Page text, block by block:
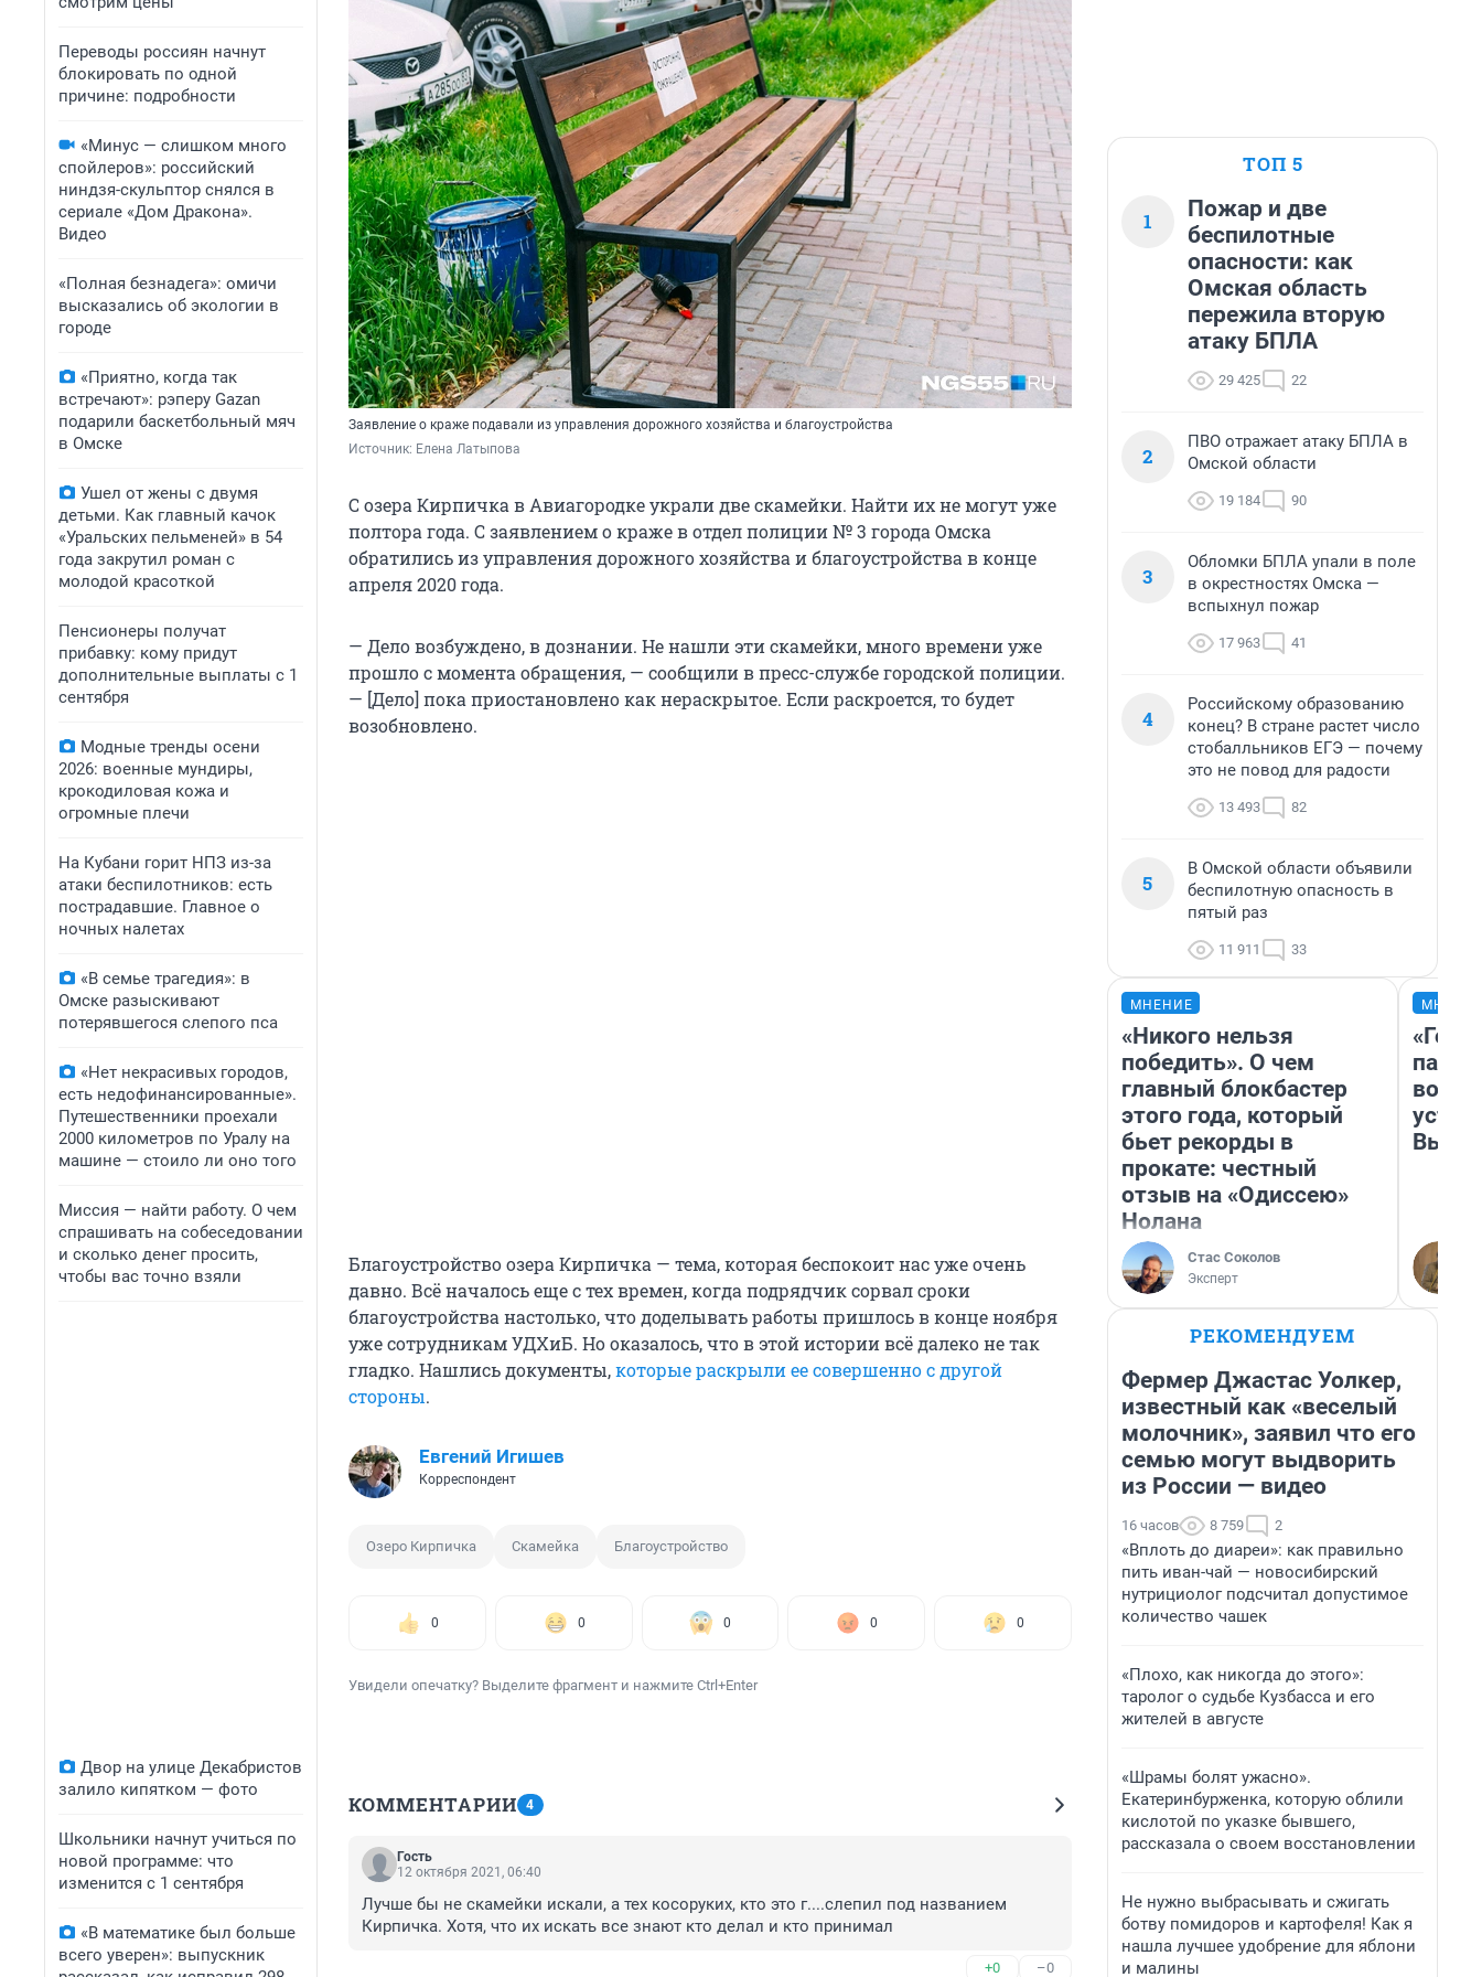
Переводы россиян начнут
блокировать по одной
причине: подробности
«Минус — слишком много
спойлеров»: российский
ниндзя-скульптор снялся в
сериале «Дом Дракона».
Видео
«Полная безнадега»: омичи
высказались об экологии в
городе
«Приятно, когда так
встречают»: рэперу Gazan
подарили баскетбольный мяч
в Омске
Ушел от жены с двумя
детьми. Как главный качок
«Уральских пельменей» в 54
года закрутил роман с
молодой красоткой
Пенсионеры получат
прибавку: кому придут
дополнительные выплаты с 1
сентября
Модные тренды осени
2026: военные мундиры,
крокодиловая кожа и
огромные плечи
На Кубани горит НПЗ из-за
атаки беспилотников: есть
пострадавшие. Главное о
ночных налетах
«В семье трагедия»: в
Омске разыскивают
потерявшегося слепого пса
«Нет некрасивых городов,
есть недофинансированные».
Путешественники проехали
2000 километров по Уралу на
машине — стоило ли оно того
Миссия — найти работу. О чем
спрашивать на собеседовании
и сколько денег просить,
чтобы вас точно взяли
Двор на улице Декабристов
залило кипятком — фото
Школьники начнут учиться по
новой программе: что
изменится с 1 сентября
«В математике был больше
всего уверен»: выпускник
Заявление о краже подавали из управления дорожного хозяйства и благоустройства
Источник: Елена Латыпова
С озера Кирпичка в Авиагородке украли две скамейки. Найти их не могут уже
полтора года. С заявлением о краже в отдел полиции № 3 города Омска
обратились из управления дорожного хозяйства и благоустройства в конце
апреля 2020 года.
— Дело возбуждено, в дознании. Не нашли эти скамейки, много времени уже
прошло с момента обращения, — сообщили в пресс-службе городской полиции.
— [Дело] пока приостановлено как нераскрытое. Если раскроется, то будет
возобновлено.
Благоустройство озера Кирпичка — тема, которая беспокоит нас уже очень
давно. Всё началось еще с тех времен, когда подрядчик сорвал сроки
благоустройства настолько, что доделывать работы пришлось в конце ноября
уже сотрудникам УДХиБ. Но оказалось, что в этой истории всё далеко не так
гладко. Нашлись документы,которые раскрыли ее совершенно с другой
стороны.
Евгений Игишев
Корреспондент
Озеро Кирпичка Скамейка Благоустройство
0 0 0 0 0
Увидели опечатку? Выделите фрагмент и нажмите Ctrl+Enter
КОММЕНТАРИИ 4
Гость
12 октября 2021, 06:40
Лучше бы не скамейки искали, а тех косоруких, кто это г....слепил под названием
Кирпичка. Хотя, что их искать все знают кто делал и кто принимал
+0 –0
ТОП 5
1
Пожар и две
беспилотные
опасности: как
Омская область
пережила вторую
атаку БПЛА
29 425 22
2
ПВО отражает атаку БПЛА в
Омской области
19 184 90
3
Обломки БПЛА упали в поле
в окрестностях Омска —
вспыхнул пожар
17 963 41
4
Российскому образованию
конец? В стране растет число
стобалльников ЕГЭ — почему
это не повод для радости
13 493 82
5
В Омской области объявили
беспилотную опасность в
пятый раз
11 911 33
МНЕНИЕ
«Никого нельзя
победить». О чем
главный блокбастер
этого года, который
бьет рекорды в
прокате: честный
отзыв на «Одиссею»
Нолана
Стас Соколов
Эксперт
РЕКОМЕНДУЕМ
Фермер Джастас Уолкер,
известный как «веселый
молочник», заявил что его
семью могут выдворить
из России — видео
16 часов 8 759 2
«Вплоть до диареи»: как правильно
пить иван-чай — новосибирский
нутрициолог подсчитал допустимое
количество чашек
«Плохо, как никогда до этого»:
таролог о судьбе Кузбасса и его
жителей в августе
«Шрамы болят ужасно».
Екатеринбурженка, которую облили
кислотой по указке бывшего,
рассказала о своем восстановлении
Не нужно выбрасывать и сжигать
ботву помидоров и картофеля! Как я
нашла лучшее удобрение для яблони
и малины